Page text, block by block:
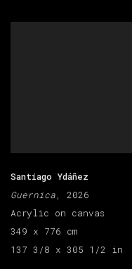
Santiago Ydáñez
Guernica, 2026
Acrylic on canvas
349 x 776 cm
137 3/8 x 305 1/2 in